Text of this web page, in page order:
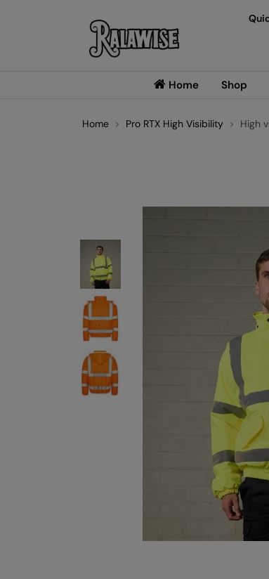
Home Shop
Home Pro RTX High Visibility High